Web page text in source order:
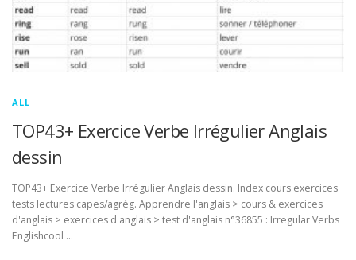
ALL
TOP43+ Exercice Verbe Irrégulier Anglais
dessin
TOP43+ Exercice Verbe Irrégulier Anglais dessin. Index cours exercices
tests lectures capes/agrég. Apprendre l'anglais > cours & exercices
d'anglais > exercices d'anglais > test d'anglais n°36855 : Irregular Verbs
Englishcool …